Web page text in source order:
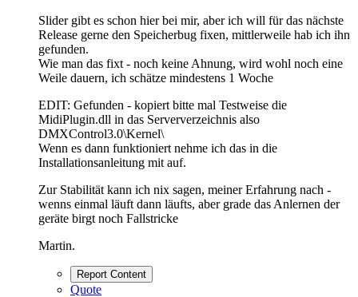
Slider gibt es schon hier bei mir, aber ich will für das nächste
Release gerne den Speicherbug fixen, mittlerweile hab ich ihn
gefunden.
Wie man das fixt - noch keine Ahnung, wird wohl noch eine
Weile dauern, ich schätze mindestens 1 Woche
EDIT: Gefunden - kopiert bitte mal Testweise die
MidiPlugin.dll in das Serververzeichnis also
DMXControl3.0\Kernel\
Wenn es dann funktioniert nehme ich das in die
Installationsanleitung mit auf.
Zur Stabilität kann ich nix sagen, meiner Erfahrung nach -
wenns einmal läuft dann läufts, aber grade das Anlernen der
geräte birgt noch Fallstricke
Martin.
Report Content
Quote